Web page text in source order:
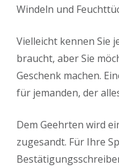
Windeln und
Vielleicht kennen Sie
braucht, aber Sie
Geschenk machen.
für jemanden, der
Dem Geehrten wird
zugesandt. Für Ihre